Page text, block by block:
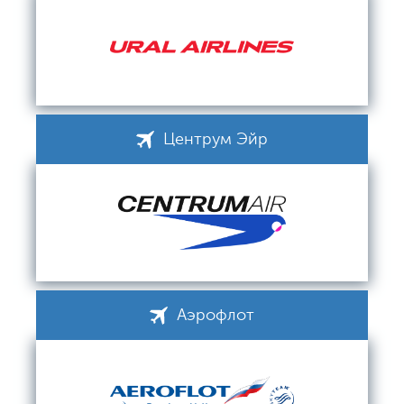
Центрум Эйр
Аэрофлот